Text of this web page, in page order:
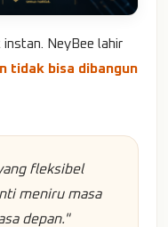
instan. NeyBee lahir
tidak bisa dibangun
fleksibel
meniru masa
depan."